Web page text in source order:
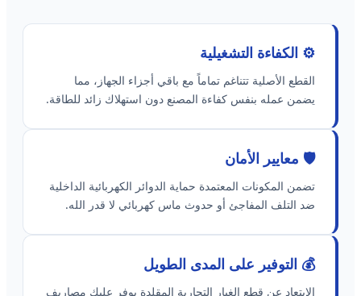
⚙️ الكفاءة التشغيلية
القطع الأصلية تتناغم تماماً مع باقي أجزاء الجهاز، مما
يضمن عمله بنفس كفاءة المصنع دون استهلاك زائد للطاقة.
🛡️ معايير الأمان
تضمن المكونات المعتمدة حماية الدوائر الكهربائية الداخلية
ضد التلف المفاجئ أو حدوث ماس كهربائي لا قدر الله.
💰 التوفير على المدى الطويل
الابتعاد عن قطع الغيار التجارية المقلدة يوفر عليك مصاريف